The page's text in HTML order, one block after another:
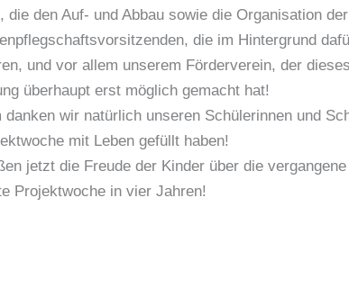
die den Auf- und Abbau sowie die Organisation
die im Hintergrund
und vor allem unserem Förderverein, der
überhaupt erst möglich gemacht hat!
danken wir natürlich unseren Schülerinnen und
mit Leben gefüllt haben!
jetzt die Freude der Kinder über die
Projektwoche in vier Jahren!